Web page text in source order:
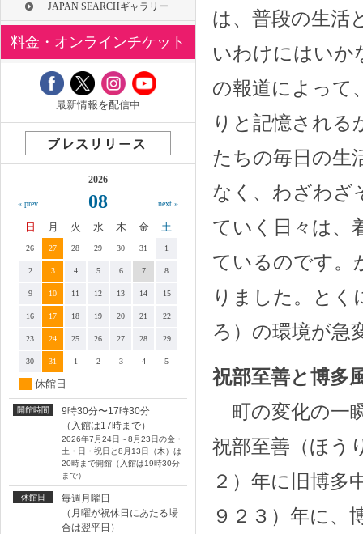
は、普段の生活
いわけにはいか
の報道によって
りと記憶される
たちの毎日の生
なく、わざわざ
ていく日々は、
ているのです。
りました。とく
ろ）の環境が急
祝部至善と博多
町の変化の一
祝部至善（ほう
２）年に旧博多
９２３）年に、
JAPAN SEARCHギャラリー
料金・オンラインチケット
最新情報を配信中
« prev
2026
08 next »
日 月 火 水 木 金 土
26 27 28 29 30 31 1
2 3 4 5 6 7 8
9 10 11 12 13 14 15
16 17 18 19 20 21 22
23 24 25 26 27 28 29
30 31 1 2 3 4 5
休館日
開館時間
9時30分〜17時30分
（入館は17時まで）
2026年7月24日～8月23日の金・
土・日・祝日と8月13日（木）は
20時まで開館（入館は19時30分
まで）
休館日
毎週月曜日
（月曜が祝休日にあたる場
合は翌平日）